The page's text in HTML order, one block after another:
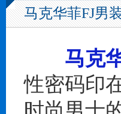
马克华菲FJ男
马克
性密码印